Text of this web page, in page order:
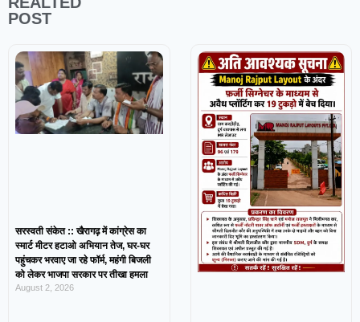
POST
सरस्वती संकेत :: खैरागढ़ में कांग्रेस का
स्मार्ट मीटर हटाओ अभियान तेज, घर-घर
पहुंचकर भरवाए जा रहे फॉर्म, महंगी बिजली
को लेकर भाजपा सरकार पर तीखा हमला
August 2, 2026